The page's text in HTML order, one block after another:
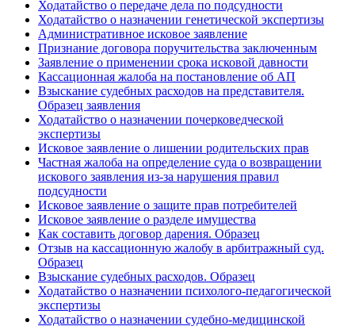
Ходатайство о передаче дела по подсудности
Ходатайство о назначении генетической экспертизы
Административное исковое заявление
Признание договора поручительства заключенным
Заявление о применении срока исковой давности
Кассационная жалоба на постановление об АП
Взыскание судебных расходов на представителя.
Образец заявления
Ходатайство о назначении почерковедческой
экспертизы
Исковое заявление о лишении родительских прав
Частная жалоба на определение суда о возвращении
искового заявления из-за нарушения правил
подсудности
Исковое заявление о защите прав потребителей
Исковое заявление о разделе имущества
Как составить договор дарения. Образец
Отзыв на кассационную жалобу в арбитражный суд.
Образец
Взыскание судебных расходов. Образец
Ходатайство о назначении психолого-педагогической
экспертизы
Ходатайство о назначении судебно-медицинской